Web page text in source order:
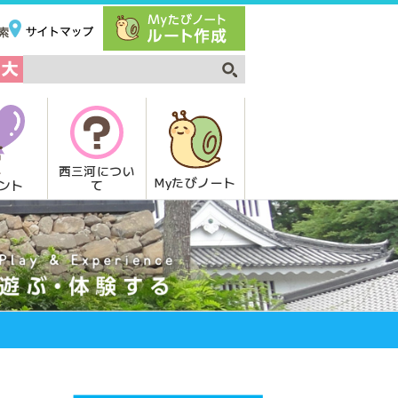
ト
西三河につい
て
Myたびノート